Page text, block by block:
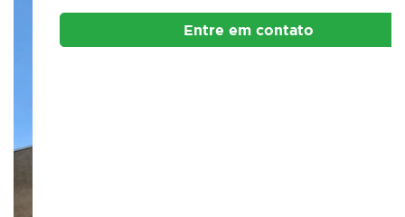
Entre em contato